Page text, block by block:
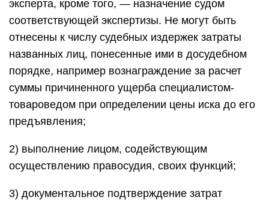
эксперта, кроме того, — назначение судом
соответствующей экспертизы. Не могут быть
отнесены к числу судебных издержек затраты
названных лиц, понесенные ими в досудебном
порядке, например вознаграждение за расчет
суммы причиненного ущерба специалистом-
товароведом при определении цены иска до его
предъявления;
2) выполнение лицом, содействующим
осуществлению правосудия, своих функций;
3) документальное подтверждение затрат